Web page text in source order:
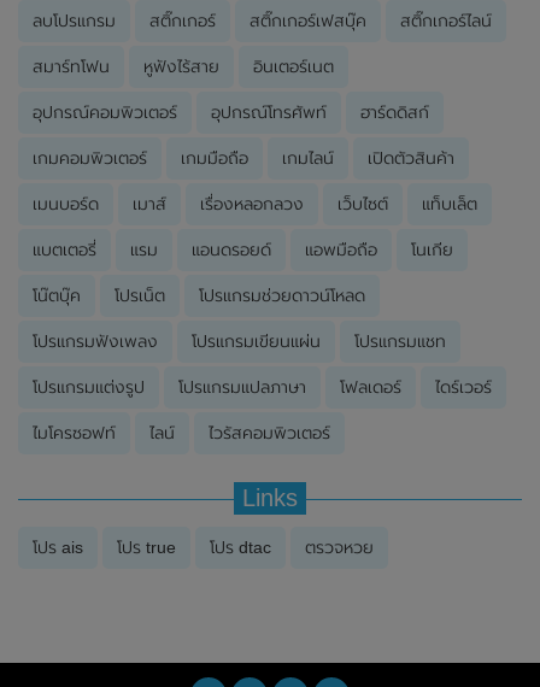
ลบโปรแกรม สติ๊กเกอร์ สติ๊กเกอร์เฟสบุ๊ค สติ๊กเกอร์ไลน์
สมาร์ทโฟน หูฟังไร้สาย อินเตอร์เนต
อุปกรณ์คอมพิวเตอร์ อุปกรณ์โทรศัพท์ ฮาร์ดดิสก์
เกมคอมพิวเตอร์ เกมมือถือ เกมไลน์ เปิดตัวสินค้า
เมนบอร์ด เมาส์ เรื่องหลอกลวง เว็บไซต์ แท็บเล็ต
แบตเตอรี่ แรม แอนดรอยด์ แอพมือถือ โนเกีย
โน๊ตบุ๊ค โปรเน็ต โปรแกรมช่วยดาวน์โหลด
โปรแกรมฟังเพลง โปรแกรมเขียนแผ่น โปรแกรมแชท
โปรแกรมแต่งรูป โปรแกรมแปลภาษา โฟลเดอร์ ไดร์เวอร์
ไมโครซอฟท์ ไลน์ ไวรัสคอมพิวเตอร์
Links
โปร ais โปร true โปร dtac ตรวจหวย